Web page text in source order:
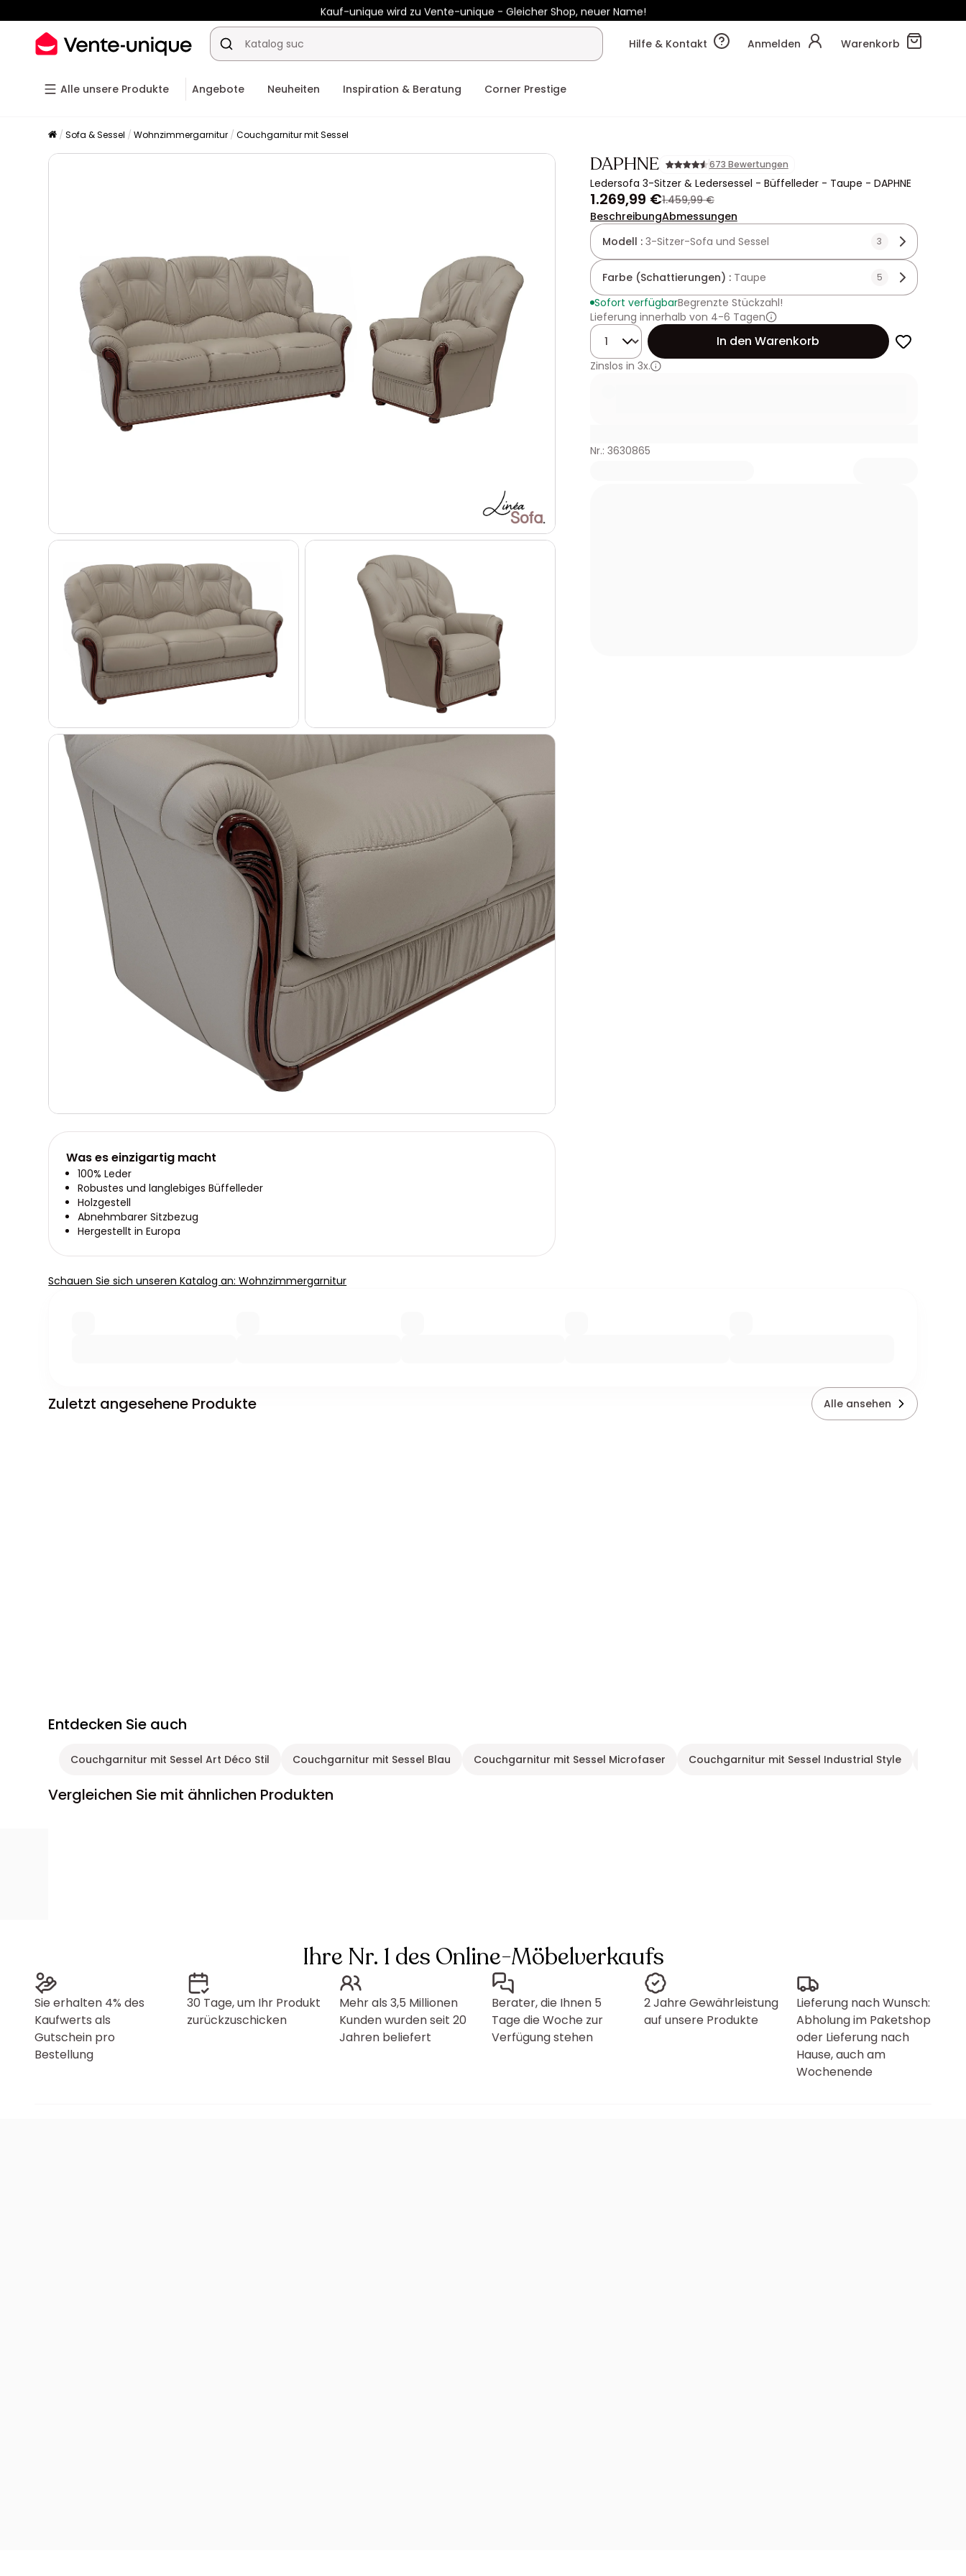
Kauf-unique wird zu Vente-unique - Gleicher Shop, neuer Name!
-10% ab 400€ mitHEAT10auf Vente-unique-Produkte Noch:01t
Hilfe & Kontakt
Anmelden Warenkorb
Alle unsere Produkte Angebote Neuheiten Inspiration & Beratung Corner Prestige
Sofa & Sessel Wohnzimmergarnitur Couchgarnitur mit Sessel
DAPHNE 673 Bewertungen
Ledersofa 3-Sitzer & Ledersessel - Büffelleder - Taupe - DAPHNE
1.269,99 €1.459,99 €
BeschreibungAbmessungen
Modell : 3-Sitzer-Sofa und Sessel 3
Farbe (Schattierungen) : Taupe 5
Sofort verfügbarBegrenzte Stückzahl!
Lieferung innerhalb von 4-6 Tagen
Menge
In den Warenkorb
Zinslos in 3x.
Nr.: 3630865
Was es einzigartig macht
100% Leder
Robustes und langlebiges Büffelleder
Holzgestell
Abnehmbarer Sitzbezug
Hergestellt in Europa
Schauen Sie sich unseren Katalog an: Wohnzimmergarnitur
Zuletzt angesehene Produkte Alle ansehen
Entdecken Sie auch
Couchgarnitur mit Sessel Art Déco Stil Couchgarnitur mit Sessel Blau Couchgarnitur mit Sessel Microfaser Couchgarnitur mit Sessel Industrial Style
Vergleichen Sie mit ähnlichen Produkten
Ihre Nr. 1 des Online-Möbelverkaufs
Sie erhalten 4% des
Kaufwerts als
Gutschein pro
Bestellung
30 Tage, um Ihr Produkt
zurückzuschicken
Mehr als 3,5 Millionen
Kunden wurden seit 20
Jahren beliefert
Berater, die Ihnen 5
Tage die Woche zur
Verfügung stehen
2 Jahre Gewährleistung
auf unsere Produkte
Lieferung nach Wunsch:
Abholung im Paketshop
oder Lieferung nach
Hause, auch am
Wochenende